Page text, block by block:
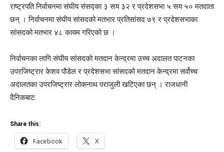
राष्ट्रपति निर्वाचनमा संघीय संसद्का ३ सय ३२ र प्रदेशसभा ५ सय ५० मतदाता
छन् । निर्वाचनमा संघीय सांसदको मतभार प्रतिसांसद ७९ र प्रदेशसभाका
सांसदको मतभार ४८ कायम गरिएको छ ।
निर्वाचनका लागि संघीय सांसदको मतदान केन्द्रमा उच्च अदालत पाटनका
उपरजिष्ट्रार केशव पौडेल र प्रदेशसभा सांसदको मतदान केन्द्रमा सर्वोच्च
अदालतका उपरजिष्ट्रार लोकनाथ पराजुली खटिएका छन् । राजधानी
दैनिकबाट
Share this:
Facebook X